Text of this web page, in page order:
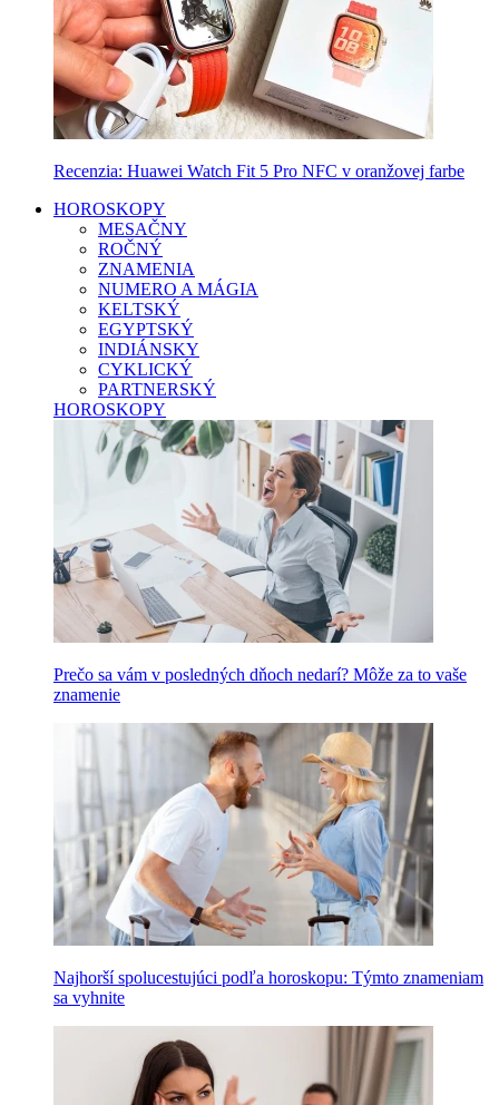
Recenzia: Huawei Watch Fit 5 Pro NFC v oranžovej farbe
HOROSKOPY
MESAČNY
ROČNÝ
ZNAMENIA
NUMERO A MÁGIA
KELTSKÝ
EGYPTSKÝ
INDIÁNSKY
CYKLICKÝ
PARTNERSKÝ
HOROSKOPY
Prečo sa vám v posledných dňoch nedarí? Môže za to vaše
znamenie
Najhorší spolucestujúci podľa horoskopu: Týmto znameniam
sa vyhnite